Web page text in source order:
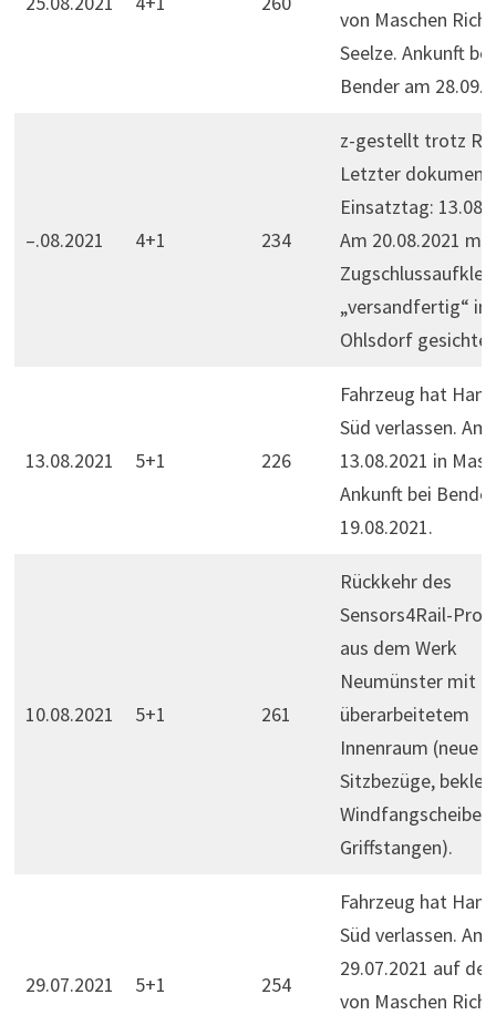
von Maschen
Seelze. Ankunft bei
Bender am
–.08.2021 4+1 234
z-gestellt trotz
Letzter
Einsatztag:
Am 20.08.2021 mit
„versandfertig“ in
Ohlsdorf
13.08.2021 5+1 226
Fahrzeug hat
Süd verlassen. Am
13.08.2021 in
Ankunft bei
19.08.2021.
10.08.2021 5+1 261
Rückkehr des
Sensors4Rail-
aus dem Werk
Neumünster mit
überarbeitetem
Innenraum (neue
Sitzbezüge,
Griffstangen).
29.07.2021 5+1 254
Fahrzeug hat
Süd verlassen. Am
29.07.2021 auf
von Maschen